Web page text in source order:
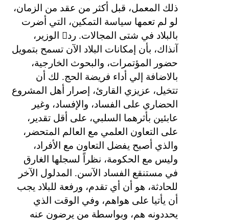
ذلك المعمل، قبل أكثر من عقد من الزمان،
لو لم تعمها سياسة التمكين، التي أضرت
بالبلاد في شتى المجالات. رد الوزير،
آنذاك، بأن إمكانات البلاد الآن تسمح بتمويل
حضور المؤتمرات، والبحوث الخارجية،
بالاضافة إلي أداء فريضة الحج. لك أن
تتخيل، عزيزي القارئ، إصرار أهل المشروع
الحضاري على الفساد، والإفساد، وغير
عابئين بأثرهما السلبي، على أقل تقدير،
على التعاون العلمي مع العالم المتحضر،
والذي أصبح يفضل التعاون مع الأفراد،
وليس مع الحكومة، نظراً لسجلها الغارق
في مستنقع الفساد الآسن. المدلول الآخر
للحادثة، هو أن أي تقدم، ورفعة للبلاد يجب
أن يأتيا على هواهم، وفي الوقت الذي
يحددونه هم، وبواسطة من يرضون عنه